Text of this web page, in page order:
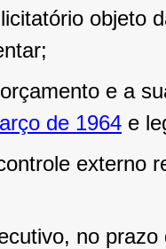
objeto
e a
de 1964 e
externo
no